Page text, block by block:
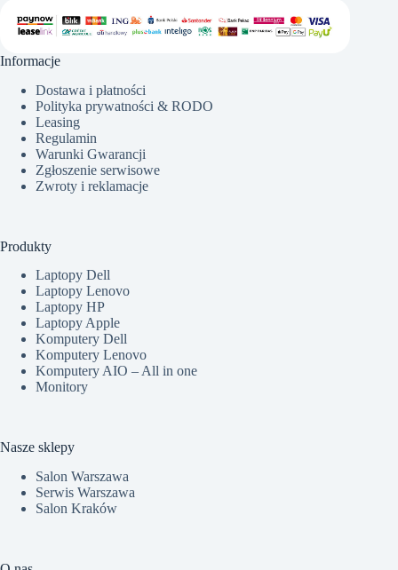
Informacje
Dostawa i płatności
Polityka prywatności & RODO
Leasing
Regulamin
Warunki Gwarancji
Zgłoszenie serwisowe
Zwroty i reklamacje
Produkty
Laptopy Dell
Laptopy Lenovo
Laptopy HP
Laptopy Apple
Komputery Dell
Komputery Lenovo
Komputery AIO – All in one
Monitory
Nasze sklepy
Salon Warszawa
Serwis Warszawa
Salon Kraków